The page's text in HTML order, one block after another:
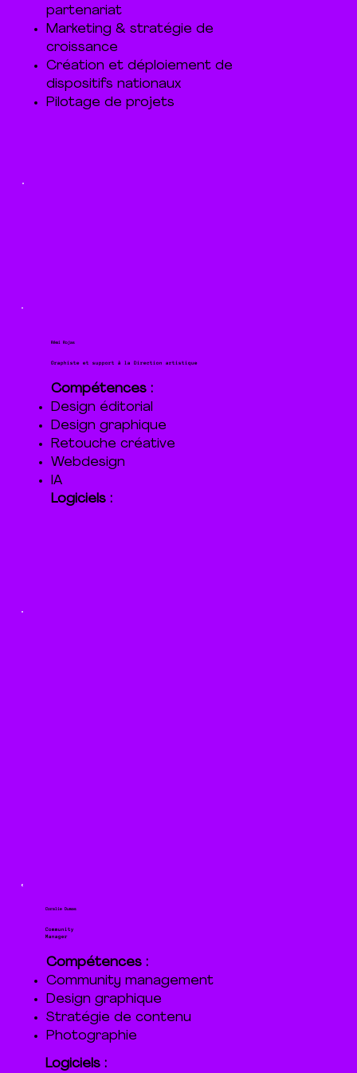
partenariat
Marketing & stratégie de
croissance
Création et déploiement de
dispositifs nationaux
Pilotage de projets
Coralie Dumas
Community
Manager
Compétences :
Community management
Design graphique
Stratégie de contenu
Photographie
Logiciels :
Rémi Rojas
Graphiste et support à la Direction artistique
Compétences :
Design éditorial
Design graphique
Retouche créative
Webdesign
IA
Logiciels :